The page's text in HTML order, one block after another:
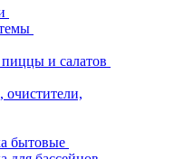
и салатов
бытовые